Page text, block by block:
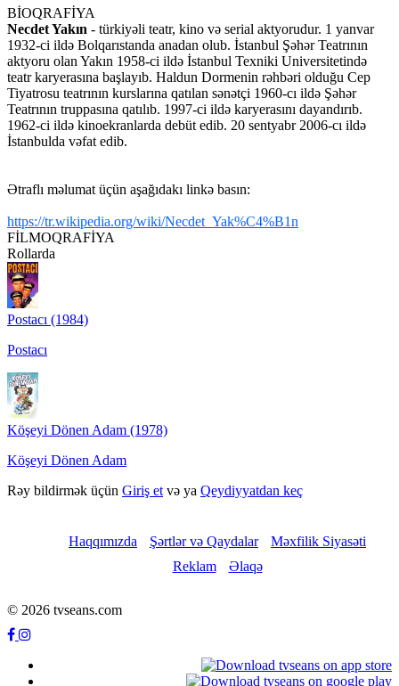
BİOQRAFİYA
Necdet Yakın - türkiyəli teatr, kino və serial aktyorudur. 1 yanvar
1932-ci ildə Bolqarıstanda anadan olub. İstanbul Şəhər Teatrının
aktyoru olan Yakın 1958-ci ildə İstanbul Texniki Universitetində
teatr karyerasına başlayıb. Haldun Dormenin rəhbəri olduğu Cep
Tiyatrosu teatrının kurslarına qatılan sənətçi 1960-cı ildə Şəhər
Teatrının truppasına qatılıb. 1997-ci ildə karyerasını dayandırıb.
1962-ci ildə kinoekranlarda debüt edib. 20 sentyabr 2006-cı ildə
İstanbulda vəfat edib.
Ətraflı məlumat üçün aşağıdakı linkə basın:
https://tr.wikipedia.org/wiki/Necdet_Yak%C4%B1n
FİLMOQRAFİYA
Rollarda
Postacı (1984)
Postacı
Köşeyi Dönen Adam (1978)
Köşeyi Dönen Adam
Rəy bildirmək üçün Giriş et və ya Qeydiyyatdan keç
Haqqımızda Şərtlər və Qaydalar
Məxfilik Siyasəti
Reklam
Əlaqə
© 2026 tvseans.com